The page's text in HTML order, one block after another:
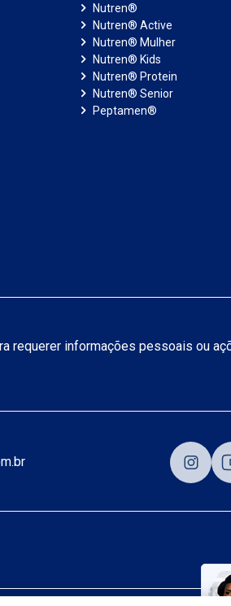
Nutren®
Nutren® Active
Nutren® Mulher
Nutren® Kids
Nutren® Protein
Nutren® Senior
Peptamen®
requerer informações pessoais ou